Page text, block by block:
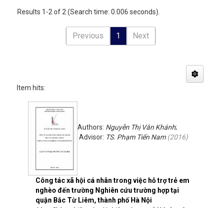
Results 1-2 of 2 (Search time: 0.006 seconds).
Previous 1 Next
Item hits:
Công tác xã hội cá nhân trong việc hỗ trợ trẻ em
nghèo đến trường Nghiên cứu trường hợp tại
quận Bắc Từ Liêm, thành phố Hà Nội
Authors: Nguyễn Thị Vân Khánh;
Advisor: TS. Phạm Tiến Nam(2016)